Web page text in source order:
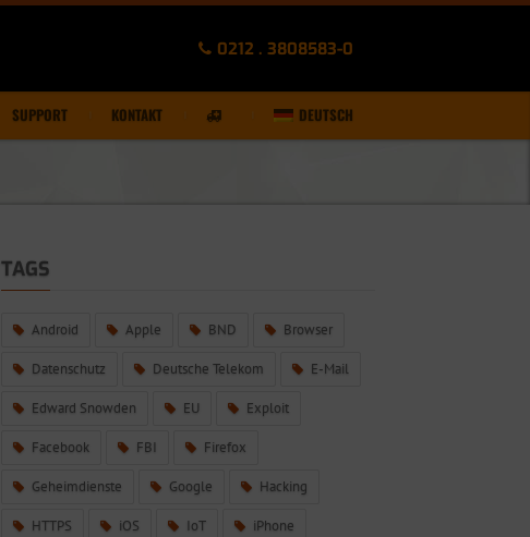
0212 . 3808583-0
SUPPORT KONTAKT DEUTSCH
TAGS
Android Apple BND Browser
Datenschutz Deutsche Telekom E-Mail
Edward Snowden EU Exploit
Facebook FBI Firefox
Geheimdienste Google Hacking
HTTPS iOS IoT iPhone